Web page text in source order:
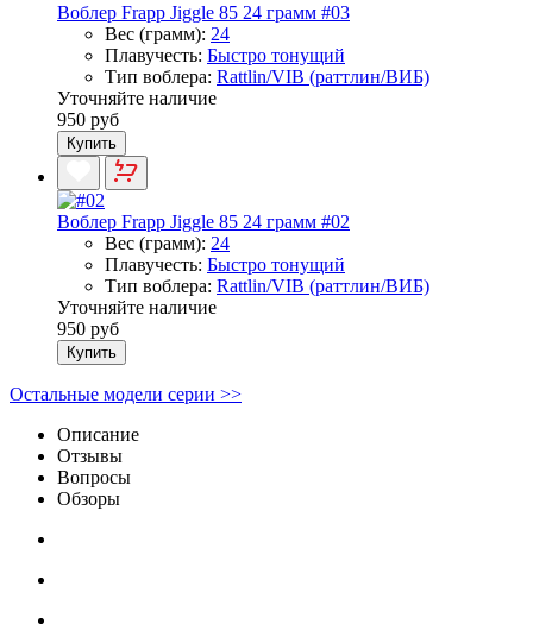
Воблер Frapp Jiggle 85 24 грамм #03
Вес (грамм): 24
Плавучесть: Быстро тонущий
Тип воблера: Rattlin/VIB (раттлин/ВИБ)
Уточняйте наличие
950 руб
Купить
Воблер Frapp Jiggle 85 24 грамм #02
Вес (грамм): 24
Плавучесть: Быстро тонущий
Тип воблера: Rattlin/VIB (раттлин/ВИБ)
Уточняйте наличие
950 руб
Купить
Остальные модели серии >>
Описание
Отзывы
Вопросы
Обзоры